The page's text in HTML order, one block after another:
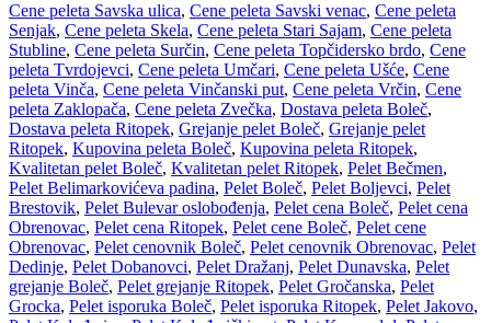
Cene peleta Savska ulica, Cene peleta Savski venac, Cene peleta
Senjak, Cene peleta Skela, Cene peleta Stari Sajam, Cene peleta
Stubline, Cene peleta Surčin, Cene peleta Topčidersko brdo, Cene
peleta Tvrdojevci, Cene peleta Umčari, Cene peleta Ušće, Cene
peleta Vinča, Cene peleta Vinčanski put, Cene peleta Vrčin, Cene
peleta Zaklopača, Cene peleta Zvečka, Dostava peleta Boleč,
Dostava peleta Ritopek, Grejanje pelet Boleč, Grejanje pelet
Ritopek, Kupovina peleta Boleč, Kupovina peleta Ritopek,
Kvalitetan pelet Boleč, Kvalitetan pelet Ritopek, Pelet Bečmen,
Pelet Belimarkovićeva padina, Pelet Boleč, Pelet Boljevci, Pelet
Brestovik, Pelet Bulevar oslobođenja, Pelet cena Boleč, Pelet cena
Obrenovac, Pelet cena Ritopek, Pelet cene Boleč, Pelet cene
Obrenovac, Pelet cenovnik Boleč, Pelet cenovnik Obrenovac, Pelet
Dedinje, Pelet Dobanovci, Pelet Dražanj, Pelet Dunavska, Pelet
grejanje Boleč, Pelet grejanje Ritopek, Pelet Gročanska, Pelet
Grocka, Pelet isporuka Boleč, Pelet isporuka Ritopek, Pelet Jakovo,